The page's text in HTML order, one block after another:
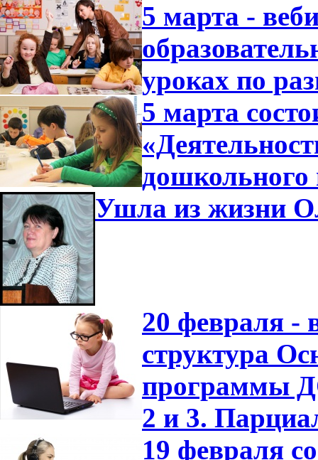
5 марта -
уроках по
5 марта
дошкольного
Ушла из жизни
20 февраля -
структура
программы
2 и 3.
19 февраля